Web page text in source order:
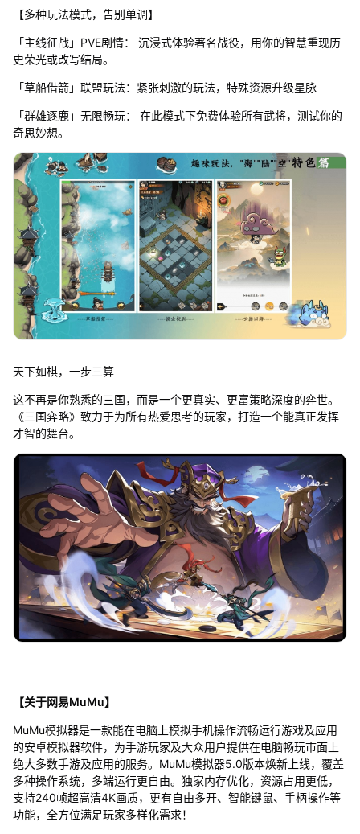
【多种玩法模式，告别单调】
「主线征战」PVE剧情： 沉浸式体验著名战役，用你的智慧重现历
史荣光或改写结局。
「草船借箭」联盟玩法：紧张刺激的玩法，特殊资源升级星脉
「群雄逐鹿」无限畅玩： 在此模式下免费体验所有武将，测试你的
奇思妙想。
天下如棋，一步三算
这不再是你熟悉的三国，而是一个更真实、更富策略深度的弈世。
《三国弈略》致力于为所有热爱思考的玩家，打造一个能真正发挥
才智的舞台。
【关于网易MuMu】
MuMu模拟器是一款能在电脑上模拟手机操作流畅运行游戏及应用
的安卓模拟器软件，为手游玩家及大众用户提供在电脑畅玩市面上
绝大多数手游及应用的服务。MuMu模拟器5.0版本焕新上线，覆盖
多种操作系统，多端运行更自由。独家内存优化，资源占用更低，
支持240帧超高清4K画质，更有自由多开、智能键鼠、手柄操作等
功能，全方位满足玩家多样化需求！